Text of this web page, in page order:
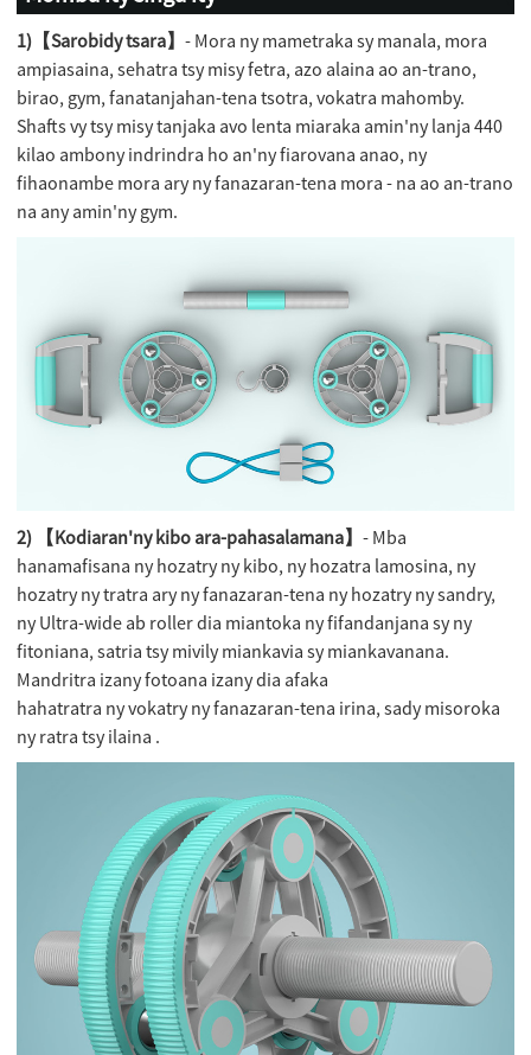
1)【Sarobidy tsara】- Mora ny mametraka sy manala, mora
ampiasaina, sehatra tsy misy fetra, azo alaina ao an-trano,
birao, gym, fanatanjahan-tena tsotra, vokatra mahomby.
Shafts vy tsy misy tanjaka avo lenta miaraka amin'ny lanja 440
kilao ambony indrindra ho an'ny fiarovana anao, ny
fihaonambe mora ary ny fanazaran-tena mora - na ao an-trano
na any amin'ny gym.
2) 【Kodiaran'ny kibo ara-pahasalamana】- Mba
hanamafisana ny hozatry ny kibo, ny hozatra lamosina, ny
hozatry ny tratra ary ny fanazaran-tena ny hozatry ny sandry,
ny Ultra-wide ab roller dia miantoka ny fifandanjana sy ny
fitoniana, satria tsy mivily miankavia sy miankavanana.
Mandritra izany fotoana izany dia afaka
hahatratra ny vokatry ny fanazaran-tena irina, sady misoroka
ny ratra tsy ilaina .